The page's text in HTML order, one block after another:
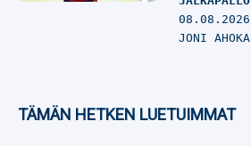
08.08.2026
JONI
TÄMÄN HETKEN LUETUIMMAT